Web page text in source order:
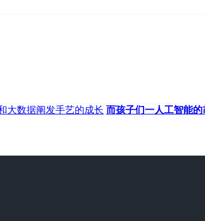
大数据阐发手艺的成长 而孩子们一人工智能的